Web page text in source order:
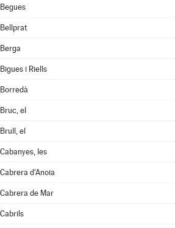
Begues
Bellprat
Berga
Bigues i Riells
Borredà
Bruc, el
Brull, el
Cabanyes, les
Cabrera d'Anoia
Cabrera de Mar
Cabrils